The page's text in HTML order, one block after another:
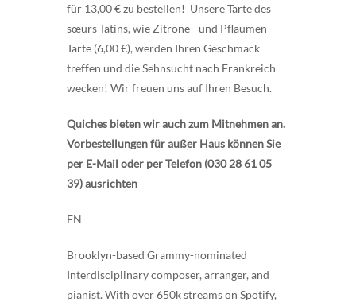
für 13,00 € zu bestellen! Unsere Tarte des
sœurs Tatins, wie Zitrone- und Pflaumen-
Tarte (6,00 €), werden Ihren Geschmack
treffen und die Sehnsucht nach Frankreich
wecken! Wir freuen uns auf Ihren Besuch.
Quiches bieten wir auch zum Mitnehmen an.
Vorbestellungen für außer Haus können Sie
per E-Mail oder per Telefon (030 28 61 05
39) ausrichten
EN
Brooklyn-based Grammy-nominated
Interdisciplinary composer, arranger, and
pianist. With over 650k streams on Spotify,